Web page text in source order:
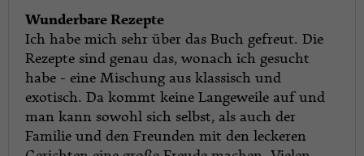
Wunderbare Rezepte
Ich habe mich sehr über das Buch gefreut. Die
Rezepte sind genau das, wonach ich gesucht
habe - eine Mischung aus klassisch und
exotisch. Da kommt keine Langeweile auf und
man kann sowohl sich selbst, als auch der
Familie und den Freunden mit den leckeren